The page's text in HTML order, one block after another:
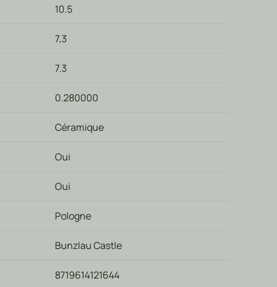
10.5
7,3
7.3
0.280000
Céramique
Oui
Oui
Pologne
Bunzlau Castle
8719614121644